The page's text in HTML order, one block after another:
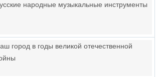
народные музыкальные инструменты
город в годы великой отечественной